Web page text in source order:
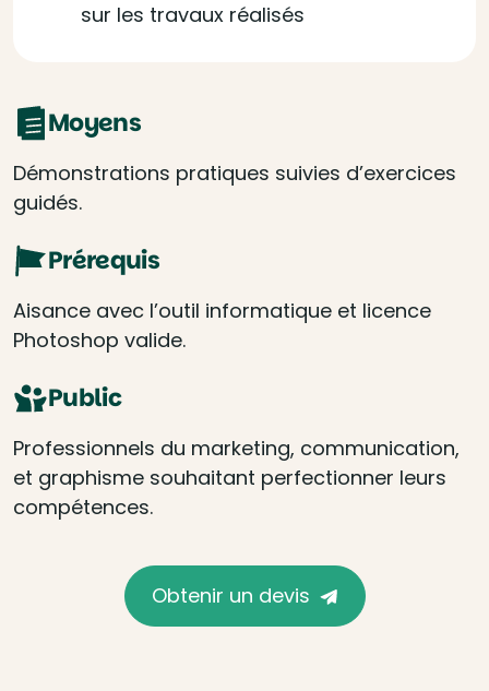
sur les travaux réalisés
Moyens
Démonstrations pratiques suivies d’exercices
guidés.
Prérequis
Aisance avec l’outil informatique et licence
Photoshop valide.
Public
Professionnels du marketing, communication,
et graphisme souhaitant perfectionner leurs
compétences.
Obtenir un devis